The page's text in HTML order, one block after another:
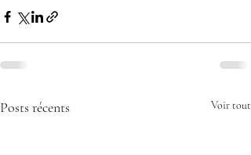
Posts récents Voir tout